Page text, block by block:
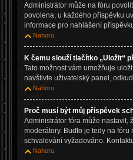
Administrátor může na fóru
povolena, u každého příspěvku
informace pro nahlášení
Nahoru
K čemu slouží tlačítko „Uložit“
Tato možnost vám umožňuje
navštivte uživatelský panel,
Nahoru
Proč musí být můj příspěvek
Administrátor fóra může nastavit,
moderátory. Buďto je tedy na
schvalování vyžadováno.
Nahoru